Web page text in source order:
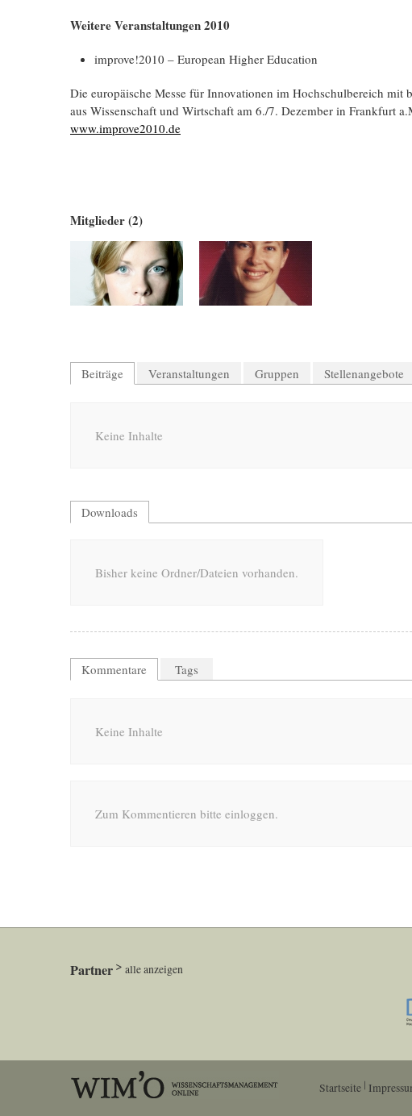
Weitere Veranstaltungen 2010
improve!2010 – European Higher Education
Die europäische Messe für Innovationen im Hochschulbereich mit
aus Wissenschaft und Wirtschaft am 6./7. Dezember in Frankfurt
www.improve2010.de
Mitglieder (2)
Beiträge Veranstaltungen Gruppen Stellenangebote
Keine Inhalte
Downloads
Bisher keine Ordner/Dateien vorhanden.
Kommentare Tags
Keine Inhalte
Zum Kommentieren bitte einloggen.
Partner alle anzeigen
Startseite